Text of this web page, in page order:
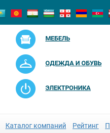
МЕБЕЛЬ
ОДЕЖДА И ОБУВЬ
ЭЛЕКТРОНИКА
Каталог компаний Рейтинг